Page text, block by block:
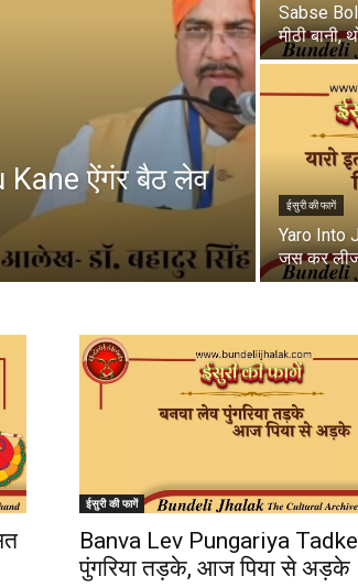
ऐंगंर बैठ लेव
Sabse
मीठी बानी,
ईसुरी की फागें
Yaro Into
जस कर
ईसुरी की फागें
Banva Lev Pungariya
पुंगरिया तड़के, आज पिया से अड़के